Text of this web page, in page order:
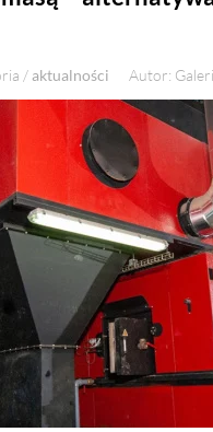
/aktualności Autor: